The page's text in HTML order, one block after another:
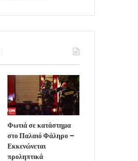
Φωτιά σε κατάστημα
στο Παλαιό Φάληρο –
Εκκενώνεται
προληπτικά